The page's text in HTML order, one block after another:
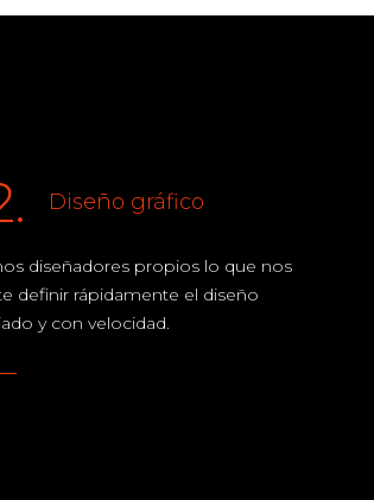
Diseño gráfico
diseñadores propios lo que nos
definir rápidamente el diseño
y con velocidad.